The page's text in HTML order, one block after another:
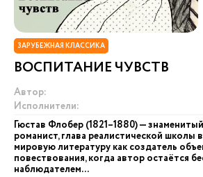
ЗАРУБЕЖНАЯ КЛАССИКА
ВОСПИТАНИЕ ЧУВСТВ
Автор:
Исполнители:
Гюстав Флобер (1821–1880) —
романист, глава реалистической
мировую литературу как создатель
повествования, когда автор остаётся
наблюдателем...